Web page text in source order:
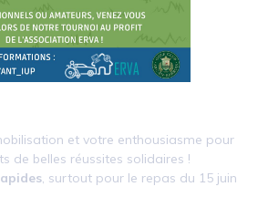
et votre enthousiasme pour
de belles réussites solidaires !
, surtout pour le repas du 15 juin